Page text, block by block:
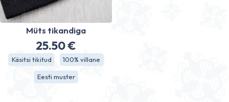
Müts tikandiga
25.50€
Käsitsi tikitud 100% villane
Eesti muster